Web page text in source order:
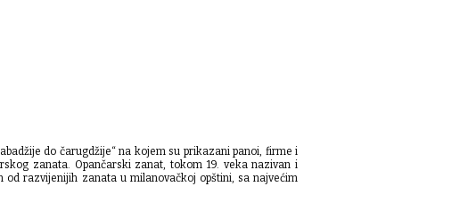
do čarugdžije“ na kojem su prikazani panoi, firme i
zanata. Opančarski zanat, tokom 19. veka nazivan i
od razvijenijih zanata u milanovačkoj opštini, sa najvećim